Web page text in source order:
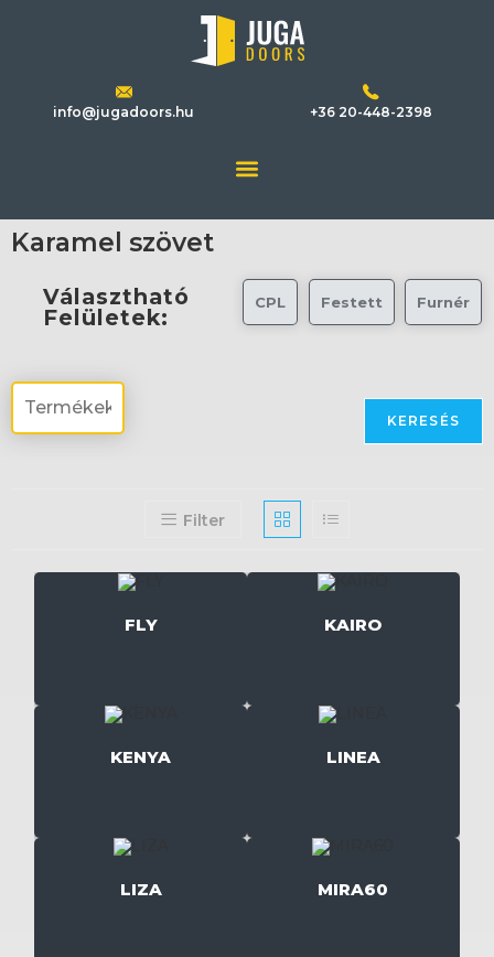
info@jugadoors.hu +36 20-448-2398
Karamel szövet
Választható
Felületek:
CPL Festett Furnér
KERESÉS
Filter
FLY KAIRO
KENYA LINEA
LIZA MIRA60